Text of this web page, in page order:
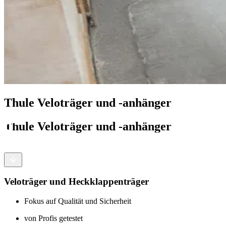
Thule Veloträger und -anhänger
Thule Veloträger und -anhänger
Veloträger und Heckklappenträger
Fokus auf Qualität und Sicherheit
von Profis getestet